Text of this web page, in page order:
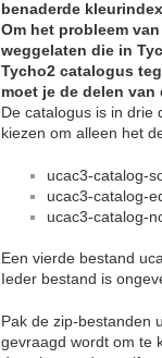
benaderde
Om het probleem
weggelaten die in
Tycho2 catalogus
moet je de delen
De catalogus is in drie
kiezen om alleen het
ucac3-catalog-
ucac3-catalog-
ucac3-catalog-
Een vierde bestand
Ieder bestand is
Pak de zip-bestanden
gevraagd wordt om te